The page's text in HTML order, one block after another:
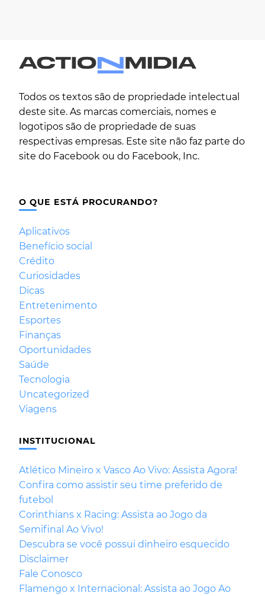
Todos os textos são de propriedade intelectual
deste site. As marcas comerciais, nomes e
logotipos são de propriedade de suas
respectivas empresas. Este site não faz parte do
site do Facebook ou do Facebook, Inc.
O QUE ESTÁ PROCURANDO?
Aplicativos
Benefício social
Crédito
Curiosidades
Dicas
Entretenimento
Esportes
Finanças
Oportunidades
Saúde
Tecnologia
Uncategorized
Viagens
INSTITUCIONAL
Atlético Mineiro x Vasco Ao Vivo: Assista Agora!
Confira como assistir seu time preferido de
futebol
Corinthians x Racing: Assista ao Jogo da
Semifinal Ao Vivo!
Descubra se você possui dinheiro esquecido
Disclaimer
Fale Conosco
Flamengo x Internacional: Assista ao Jogo Ao